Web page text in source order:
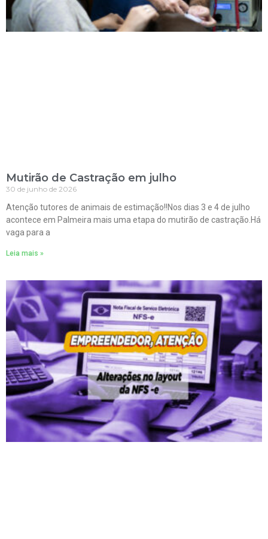
Mutirão de Castração em julho
30 de junho de 2026
Atenção tutores de animais de estimação!!Nos dias 3 e 4 de julho
acontece em Palmeira mais uma etapa do mutirão de castração.Há
vaga para a
Leia mais »